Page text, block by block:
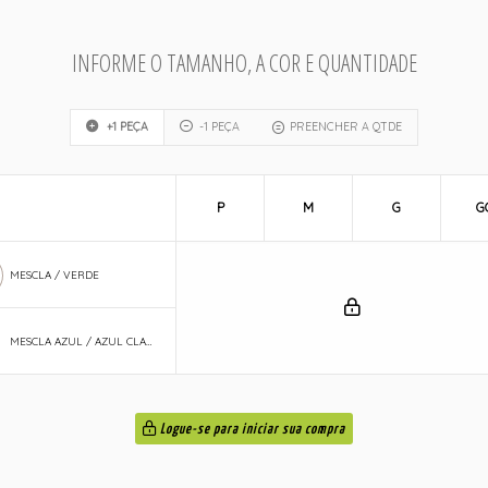
INFORME O TAMANHO, A COR E QUANTIDADE
+1 PEÇA -1 PEÇA PREENCHER A QTDE
MESCLA / VERDE
P M G
Logue-se para iniciar sua compra